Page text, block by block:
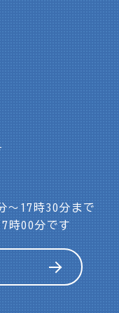
17時30分まで
時00分です